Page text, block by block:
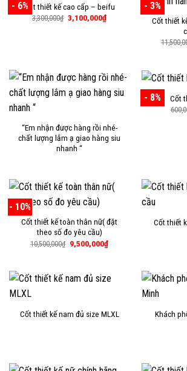
- 6%Cốt thiết kế cao cấp – beifu
3,300,000₫ Giá
gốc
3,100,000₫Giá
hiện
- 3%
Cốt thiết
“Em nhận được hàng rồi nhé-
chất lượng lắm ạ giao hàng siu
nhanh “
- 8% Cốt
- 10%
Cốt thiết kế toàn thân nữ( đặt
theo số đo yêu cầu)
10,500,000₫ Giá
gốc
9,500,000₫Giá
hiện
9,500,000₫.
Cốt thiết
Cốt thiết kế nam đủ size MLXL
Khách